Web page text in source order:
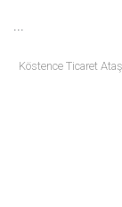
Köstence Ticaret